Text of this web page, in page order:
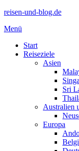
reisen-und-blog.de
Menü
Start
Reiseziele
Asien
Sri
Australien
Europa